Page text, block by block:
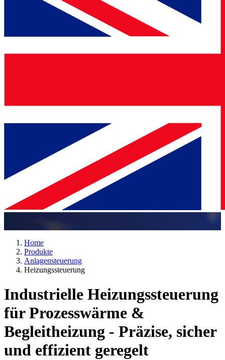
Home
Produkte
Anlagensteuerung
Heizungssteuerung
Industrielle Heizungssteuerung
für Prozesswärme &
Begleitheizung - Präzise, sicher
und effizient geregelt